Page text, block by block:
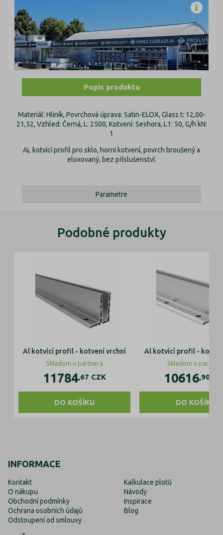
Popis produktu
Materiál: Hliník, Povrchová úprava: Satin-ELOX, Glass t: 12,00-
21,52, Vzhled: Černá, L: 2500, Kotvení: Seshora, L1: 50, G/h kN:
1
AL kotvící profil pro sklo, horní kotvení, povrch broušený a
eloxovaný, bez příslušenství.
Parametre
Podobné produkty
Al kotvící profil - kotvení vrchní
Skladom u partnera
11784,67 CZK
DO KOŠÍKU
Al kotvící profil -
Skladom u
10616,90
DO KOŠÍKU
INFORMACE
Kontakt
O nákupu
Obchodní podmínky
Ochrana osobních údajů
Odstoupení od smlouvy
Kalkulace plotů
Návody
Inspirace
Blog